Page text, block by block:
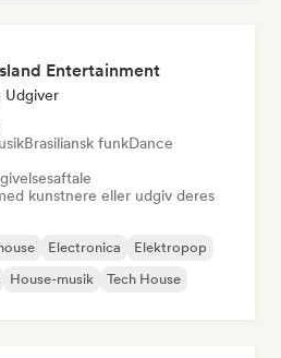
Entertainment
Udgiver
Brasiliansk funkDance
kunstnere eller udgiv deres
Electronica
Elektropop
House-musik Tech House